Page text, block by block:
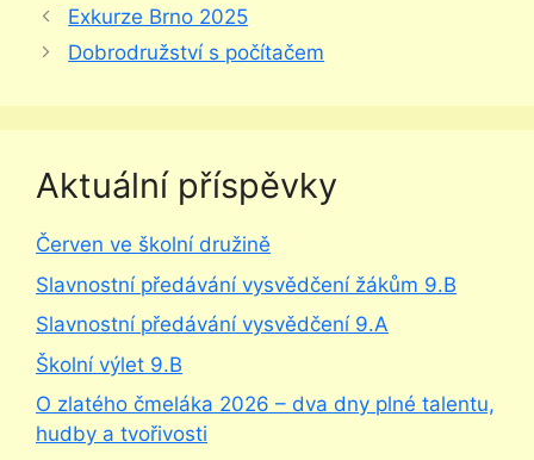
Exkurze Brno 2025
Dobrodružství s počítačem
Aktuální příspěvky
Červen ve školní družině
Slavnostní předávání vysvědčení žákům 9.B
Slavnostní předávání vysvědčení 9.A
Školní výlet 9.B
O zlatého čmeláka 2026 – dva dny plné talentu,
hudby a tvořivosti